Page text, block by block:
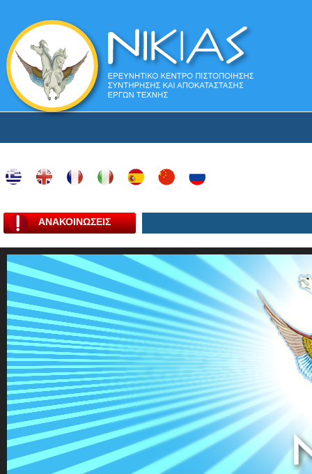
ΑΝΑΚΟΙΝΩΣΕΙΣ